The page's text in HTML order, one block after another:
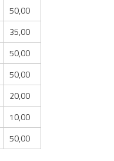
50,00
35,00
50,00
50,00
20,00
10,00
50,00